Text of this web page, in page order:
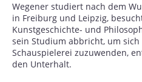
Wegener studiert nach dem
in Freiburg und Leipzig,
Kunstgeschichte- und
sein Studium abbricht, um
Schauspielerei zuzuwenden,
den Unterhalt.